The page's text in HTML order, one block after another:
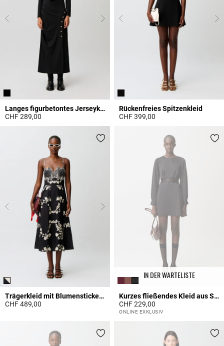
Langes figurbetontes Jerseykleid
CHF 289,00
Rückenfreies Spitzenkleid
CHF 399,00
Trägerkleid mit Blumenstickerei
CHF 489,00
IN DER WARTELISTE
Kurzes fließendes Kleid aus Satin
CHF 229,00
4 out of 5 Customer Rating
ONLINE EXKLUSIV